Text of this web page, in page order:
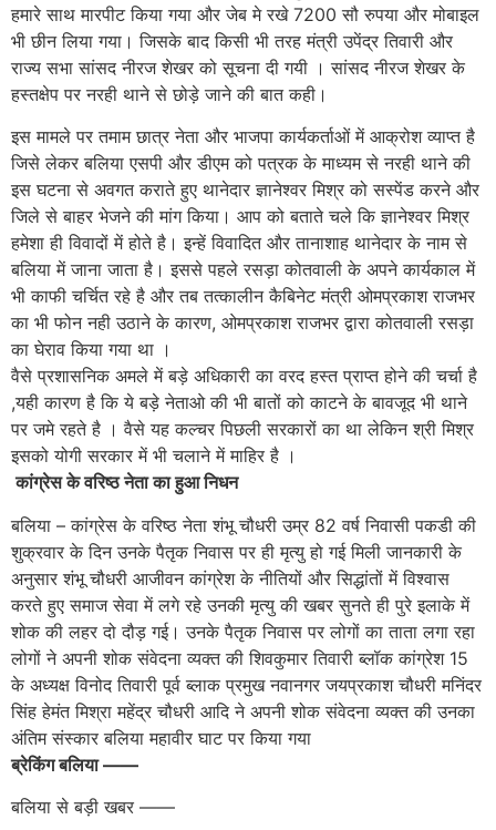
हमारे साथ मारपीट किया गया और जेब मे रखे 7200 सौ रुपया और मोबाइल
भी छीन लिया गया। जिसके बाद किसी भी तरह मंत्री उपेंद्र तिवारी और
राज्य सभा सांसद नीरज शेखर को सूचना दी गयी । सांसद नीरज शेखर के
हस्तक्षेप पर नरही थाने से छोड़े जाने की बात कही।
इस मामले पर तमाम छात्र नेता और भाजपा कार्यकर्ताओं में आक्रोश व्याप्त है
जिसे लेकर बलिया एसपी और डीएम को पत्रक के माध्यम से नरही थाने की
इस घटना से अवगत कराते हुए थानेदार ज्ञानेश्वर मिश्र को सस्पेंड करने और
जिले से बाहर भेजने की मांग किया। आप को बताते चले कि ज्ञानेश्वर मिश्र
हमेशा ही विवादों में होते है। इन्हें विवादित और तानाशाह थानेदार के नाम से
बलिया में जाना जाता है। इससे पहले रसड़ा कोतवाली के अपने कार्यकाल में
भी काफी चर्चित रहे है और तब तत्कालीन कैबिनेट मंत्री ओमप्रकाश राजभर
का भी फोन नही उठाने के कारण, ओमप्रकाश राजभर द्वारा कोतवाली रसड़ा
का घेराव किया गया था ।
वैसे प्रशासनिक अमले में बड़े अधिकारी का वरद हस्त प्राप्त होने की चर्चा है
,यही कारण है कि ये बड़े नेताओ की भी बातों को काटने के बावजूद भी थाने
पर जमे रहते है । वैसे यह कल्चर पिछली सरकारों का था लेकिन श्री मिश्र
इसको योगी सरकार में भी चलाने में माहिर है ।
कांग्रेस के वरिष्ठ नेता का हुआ निधन
बलिया – कांग्रेस के वरिष्ठ नेता शंभू चौधरी उम्र 82 वर्ष निवासी पकडी की
शुक्रवार के दिन उनके पैतृक निवास पर ही मृत्यु हो गई मिली जानकारी के
अनुसार शंभू चौधरी आजीवन कांग्रेश के नीतियों और सिद्धांतों में विश्वास
करते हुए समाज सेवा में लगे रहे उनकी मृत्यु की खबर सुनते ही पुरे इलाके में
शोक की लहर दो दौड़ गई। उनके पैतृक निवास पर लोगों का ताता लगा रहा
लोगों ने अपनी शोक संवेदना व्यक्त की शिवकुमार तिवारी ब्लॉक कांग्रेश 15
के अध्यक्ष विनोद तिवारी पूर्व ब्लाक प्रमुख नवानगर जयप्रकाश चौधरी मनिंदर
सिंह हेमंत मिश्रा महेंद्र चौधरी आदि ने अपनी शोक संवेदना व्यक्त की उनका
अंतिम संस्कार बलिया महावीर घाट पर किया गया
ब्रेकिंग बलिया ——
बलिया से बड़ी खबर ——